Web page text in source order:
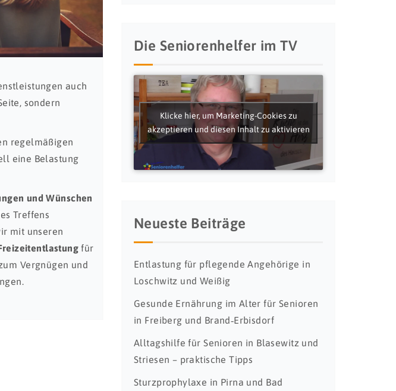
auch
sondern
regelmäßigen
eine Belastung
und Wünschen
Treffens
mit unseren
für
Vergnügen und
Die Seniorenhelfer im TV
Klicke hier, um Marketing-Cookies zu
akzeptieren und diesen Inhalt zu aktivieren
Neueste Beiträge
Entlastung für pflegende Angehörige in
Loschwitz und Weißig
Gesunde Ernährung im Alter für Senioren
in Freiberg und Brand‑Erbisdorf
Alltagshilfe für Senioren in Blasewitz und
Striesen – praktische Tipps
Sturzprophylaxe in Pirna und Bad